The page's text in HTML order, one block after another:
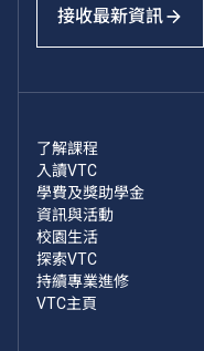
接收最新資訊
了解課程
入讀VTC
學費及獎助學金
資訊與活動
校園生活
探索VTC
持續專業進修
VTC主頁